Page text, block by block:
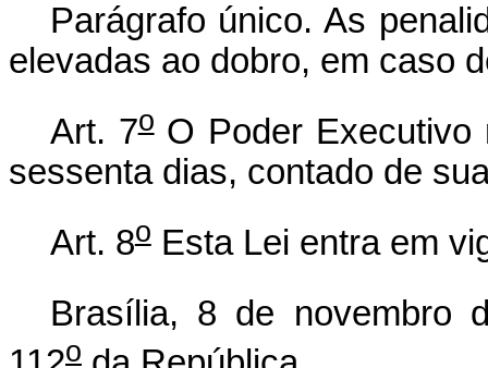
Parágrafo único. As
elevadas ao dobro, em caso
Art. 7oO Poder Executivo
sessenta dias, contado de
Art. 8oEsta Lei entra em
Brasília, 8 de novembro
o